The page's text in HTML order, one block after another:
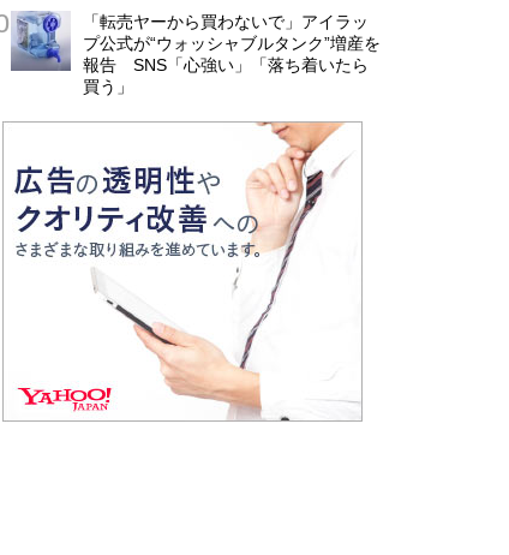
「転売ヤーから買わないで」アイラッ
プ公式が“ウォッシャブルタンク”増産を
報告 SNS「心強い」「落ち着いたら
買う」